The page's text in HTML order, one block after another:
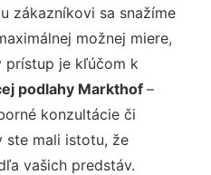
zákazníkovi sa snažíme
možnej miere,
prístup je kľúčom k
podlahy Markthof –
konzultácie či
ste mali istotu, že
vašich predstáv.